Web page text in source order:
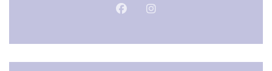
Facebook ((abre numa nova janela))
Instagram ((abre numa nova